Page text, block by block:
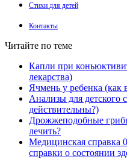
Стихи для детей
Контакты
Читайте по теме
Капли при
лекарства)
Ячмень у ребенка (как
Анализы для детского
действительны?)
Дрожжеподобные
лечить?
Медицинская справка
справки о состоянии